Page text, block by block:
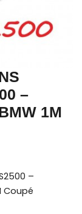
–
1M
–
Coupé